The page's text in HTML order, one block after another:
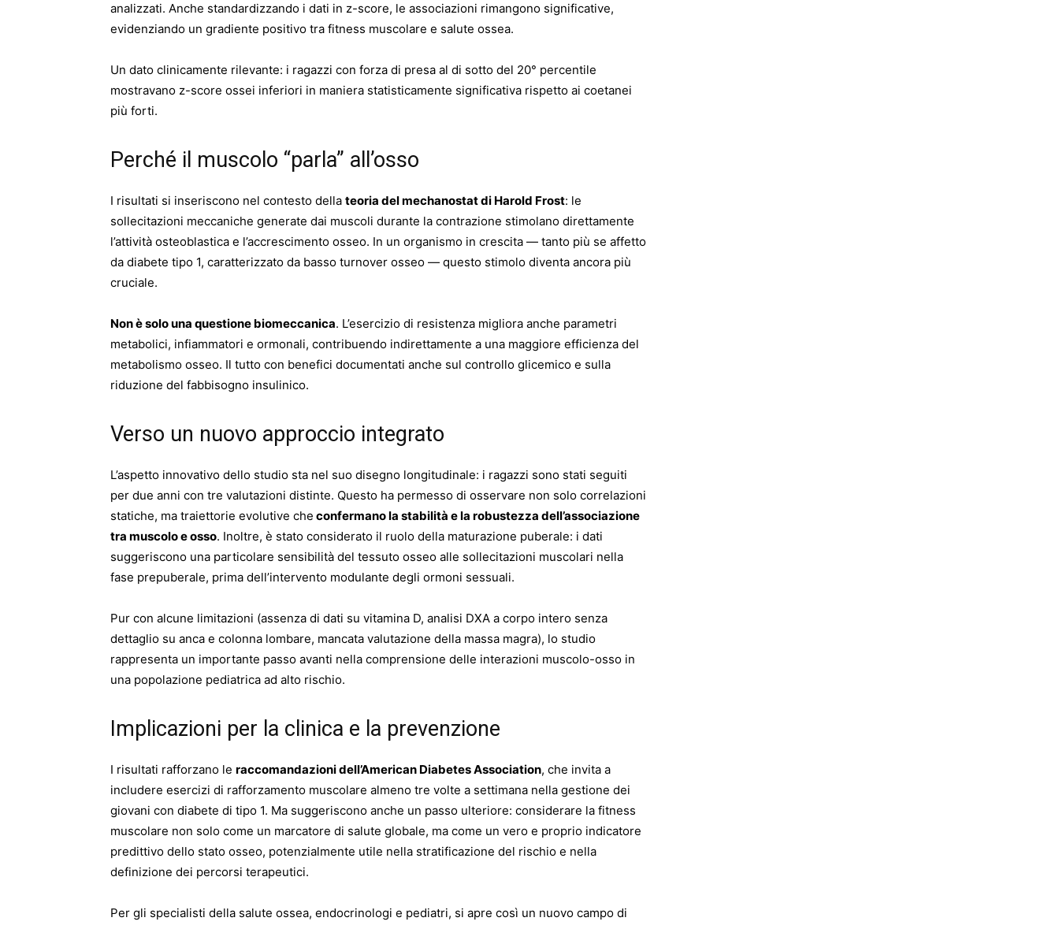
analizzati. Anche standardizzando i dati in z-score, le associazioni rimangono significative,
evidenziando un gradiente positivo tra fitness muscolare e salute ossea.
Un dato clinicamente rilevante: i ragazzi con forza di presa al di sotto del 20° percentile
mostravano z-score ossei inferiori in maniera statisticamente significativa rispetto ai coetanei
più forti.
Perché il muscolo “parla” all’osso
I risultati si inseriscono nel contesto della teoria del mechanostat di Harold Frost: le
sollecitazioni meccaniche generate dai muscoli durante la contrazione stimolano direttamente
l’attività osteoblastica e l’accrescimento osseo. In un organismo in crescita — tanto più se affetto
da diabete tipo 1, caratterizzato da basso turnover osseo — questo stimolo diventa ancora più
cruciale.
Non è solo una questione biomeccanica. L’esercizio di resistenza migliora anche parametri
metabolici, infiammatori e ormonali, contribuendo indirettamente a una maggiore efficienza del
metabolismo osseo. Il tutto con benefici documentati anche sul controllo glicemico e sulla
riduzione del fabbisogno insulinico.
Verso un nuovo approccio integrato
L’aspetto innovativo dello studio sta nel suo disegno longitudinale: i ragazzi sono stati seguiti
per due anni con tre valutazioni distinte. Questo ha permesso di osservare non solo correlazioni
statiche, ma traiettorie evolutive che confermano la stabilità e la robustezza dell’associazione
tra muscolo e osso. Inoltre, è stato considerato il ruolo della maturazione puberale: i dati
suggeriscono una particolare sensibilità del tessuto osseo alle sollecitazioni muscolari nella
fase prepuberale, prima dell’intervento modulante degli ormoni sessuali.
Pur con alcune limitazioni (assenza di dati su vitamina D, analisi DXA a corpo intero senza
dettaglio su anca e colonna lombare, mancata valutazione della massa magra), lo studio
rappresenta un importante passo avanti nella comprensione delle interazioni muscolo-osso in
una popolazione pediatrica ad alto rischio.
Implicazioni per la clinica e la prevenzione
I risultati rafforzano le raccomandazioni dell’American Diabetes Association, che invita a
includere esercizi di rafforzamento muscolare almeno tre volte a settimana nella gestione dei
giovani con diabete di tipo 1. Ma suggeriscono anche un passo ulteriore: considerare la fitness
muscolare non solo come un marcatore di salute globale, ma come un vero e proprio indicatore
predittivo dello stato osseo, potenzialmente utile nella stratificazione del rischio e nella
definizione dei percorsi terapeutici.
Per gli specialisti della salute ossea, endocrinologi e pediatri, si apre così un nuovo campo di